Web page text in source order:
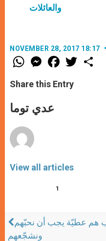
والعائلات
NOVEMBER 28, 2017 18:17
W
h
t
s
p
p
M
e
s
e
g
e
F
a
e
b
w
Share this Entry
عدي توما
View all articles
1
هم عطيّة يجب أن نحبّهم
ونشجّعهم